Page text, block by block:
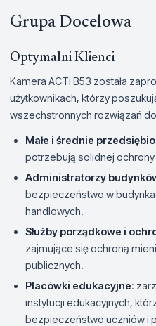
Grupa Docelowa
Optymalni Klienci
Kamera ACTi B53 została
użytkownikach, którzy
wszechstronnych rozwiązań
Małe i średnie
potrzebują solidnej
Administratorzy
bezpieczeństwo w
handlowych.
Służby porządkowe i
zajmujące się ochroną
publicznych.
Placówki edukacyjne:
instytucji edukacyjnych,
bezpieczeństwo uczniów i